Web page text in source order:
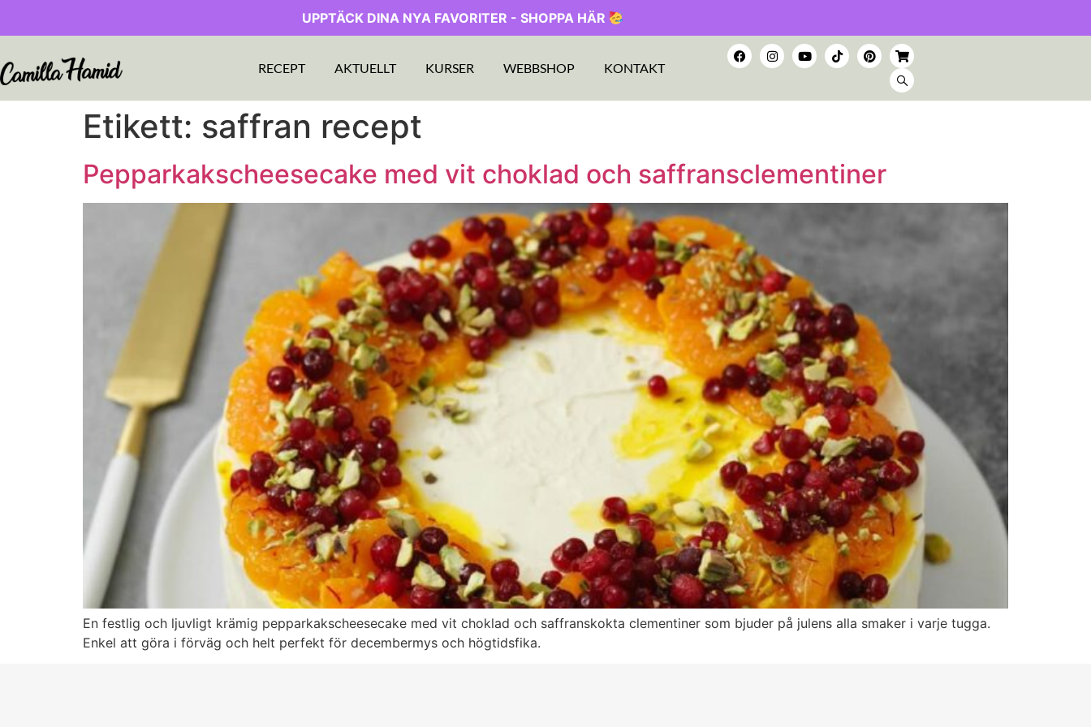
UPPTÄCK DINA NYA FAVORITER - SHOPPA HÄR
RECEPT AKTUELLT KURSER WEBBSHOP KONTAKT
Etikett: saffran recept
Pepparkakscheesecake med vit choklad och saffransclementiner
En festlig och ljuvligt krämig pepparkakscheesecake med vit choklad och saffranskokta clementiner som bjuder på julens alla smaker i varje tugga.
Enkel att göra i förväg och helt perfekt för decembermys och högtidsfika.